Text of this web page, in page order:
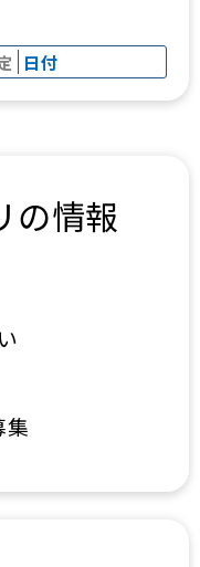
日付
の情報
集